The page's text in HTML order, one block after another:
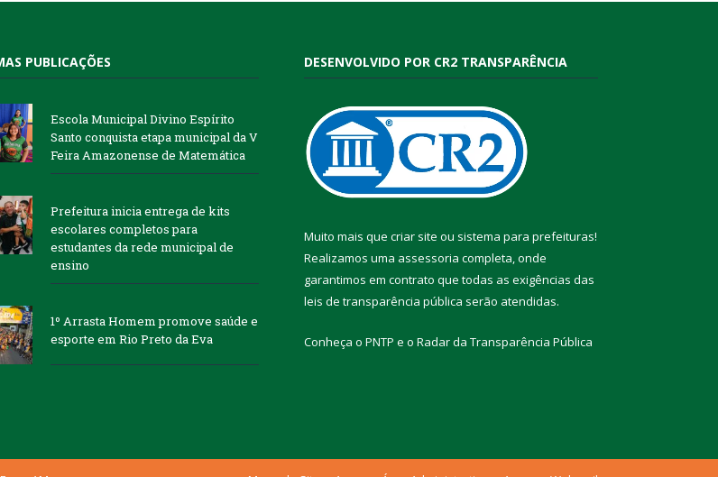
PUBLICAÇÕES
Escola Municipal Divino Espírito
Santo conquista etapa municipal da V
Feira Amazonense de Matemática
Prefeitura inicia entrega de kits
escolares completos para
estudantes da rede municipal de
ensino
1º Arrasta Homem promove saúde e
esporte em Rio Preto da Eva
DESENVOLVIDO POR CR2 TRANSPARÊNCIA
Muito mais que criar site ou sistema para prefeituras!
Realizamos uma assessoria completa, onde
garantimos em contrato que todas as exigências das
leis de transparência pública serão atendidas.
Conheça o PNTP e o Radar da Transparência Pública